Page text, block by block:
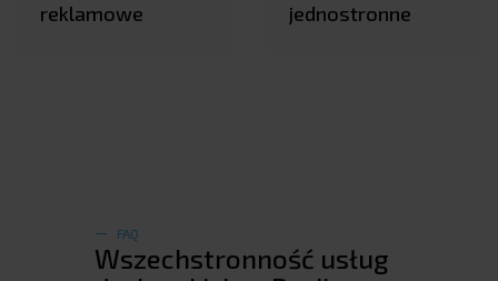
reklamowe
jednostronne
FAQ
Wszechstronność usług